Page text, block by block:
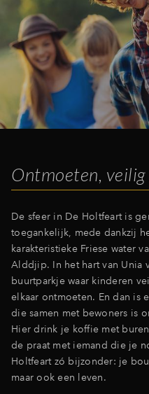
Ontmoeten, veilig
De sfeer in De Holtfeart is
toegankelijk, mede dankzij
karakteristieke Friese water
Alddjip. In het hart van Unia
buurtparkje waar kinderen
elkaar ontmoeten. En dan is
die samen met bewoners is
Hier drink je koffie met
de praat met iemand die je
Holtfeart zó bijzonder: je
maar ook een leven.